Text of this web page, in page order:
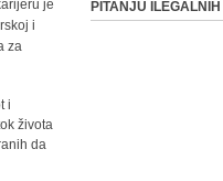
je
i
za
i
života
da
PITANJU